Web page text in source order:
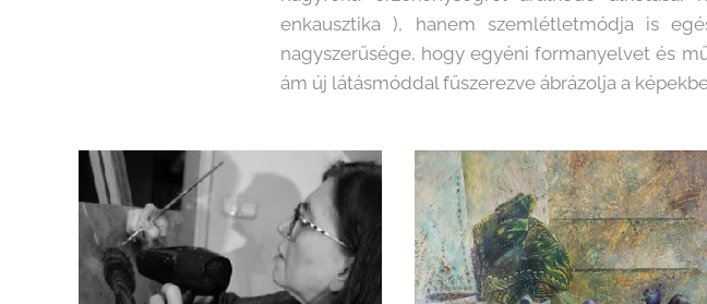
enkausztika ), hanem szemlétletmódja is
nagyszerűsége, hogy egyéni formanyelvet és
ám új látásmóddal fűszerezve ábrázolja a